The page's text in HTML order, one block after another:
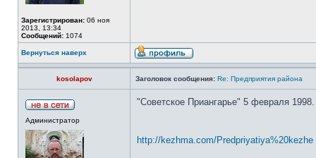
Зарегистрирован: 06 ноя
2013, 13:34
Сообщений: 1074
Вернуться наверх
kosolapov Заголовок сообщения: Re: Предприятия района
Администратор
"Советское Приангарье" 5 февраля
http://kezhma.com/